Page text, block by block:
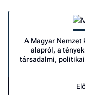
A Magyar
alapról, a
társadalmi,